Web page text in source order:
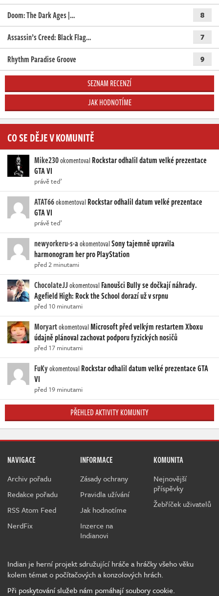
Doom: The Dark Ages |… 8
Assassin’s Creed: Black Flag… 7
Rhythm Paradise Groove 9
SEZNAM RECENZÍ
JAK HODNOTÍME
CO SE DĚJE V KOMUNITĚ
Mike230okomentoval Rockstar odhalil datum velké prezentace
GTA VI
právě teď
ATAT66okomentoval Rockstar odhalil datum velké prezentace
GTA VI
právě teď
newyorkeru-s-aokomentovalSony tajemně upravila
harmonogram her pro PlayStation
před 2 minutami
ChocolateJJokomentoval Fanoušci Bully se dočkají náhrady.
Agefield High: Rock the School dorazí už v srpnu
před 10 minutami
MoryartokomentovalMicrosoft před velkým restartem Xboxu
údajně plánoval zachovat podporu fyzických nosičů
před 17 minutami
FuKyokomentoval Rockstar odhalil datum velké prezentace GTA
VI
před 19 minutami
PŘEHLED AKTIVITY KOMUNITY
NAVIGACE
Archiv pořadu
Redakce pořadu
RSS Atom Feed
NerdFix
INFORMACE
Zásady ochrany
Pravidla užívání
Jak hodnotíme
Inzerce na
Indianovi
KOMUNITA
Nejnovější
příspěvky
Žebříček uživatelů
Indian je herní projekt sdružující hráče a hráčky všeho věku
kolem témat o počítačových a konzolových hrách.
Při poskytování služeb nám pomáhají soubory cookie.